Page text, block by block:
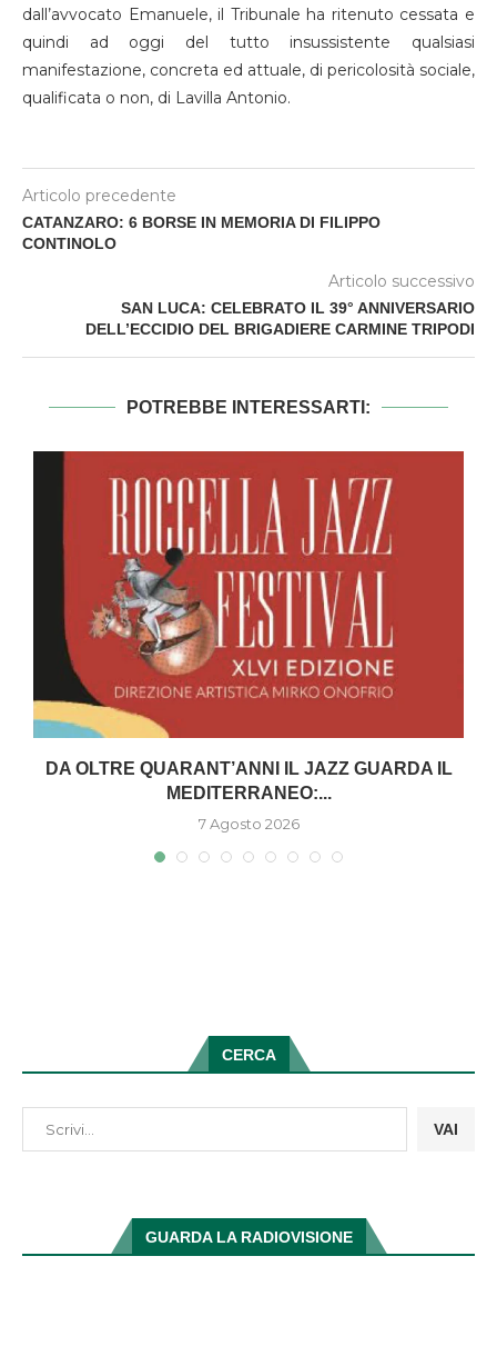
dall’avvocato Emanuele, il Tribunale ha ritenuto cessata e
quindi ad oggi del tutto insussistente qualsiasi
manifestazione, concreta ed attuale, di pericolosità sociale,
qualificata o non, di Lavilla Antonio.
Articolo precedente
CATANZARO: 6 BORSE IN MEMORIA DI FILIPPO
CONTINOLO
Articolo successivo
SAN LUCA: CELEBRATO IL 39° ANNIVERSARIO
DELL’ECCIDIO DEL BRIGADIERE CARMINE TRIPODI
POTREBBE INTERESSARTI:
DA OLTRE QUARANT’ANNI IL JAZZ GUARDA IL
MEDITERRANEO:...
7 Agosto 2026
CERCA
VAI
GUARDA LA RADIOVISIONE